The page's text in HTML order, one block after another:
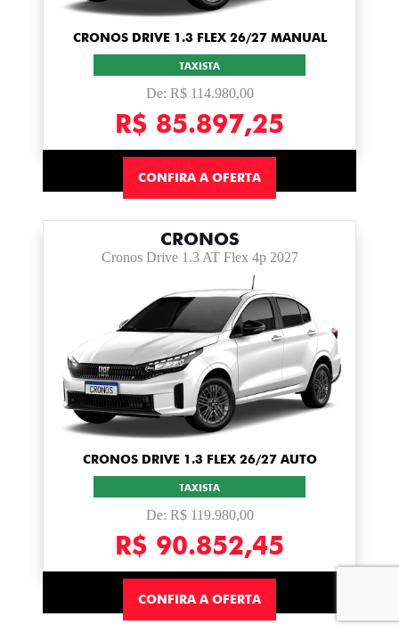
CRONOS DRIVE 1.3 FLEX 26/27 MANUAL
TAXISTA
De: R$ 114.980,00
R$ 85.897,25
CONFIRA A OFERTA
CRONOS
Cronos Drive 1.3 AT Flex 4p 2027
CRONOS DRIVE 1.3 FLEX 26/27 AUTO
TAXISTA
De: R$ 119.980,00
R$ 90.852,45
CONFIRA A OFERTA